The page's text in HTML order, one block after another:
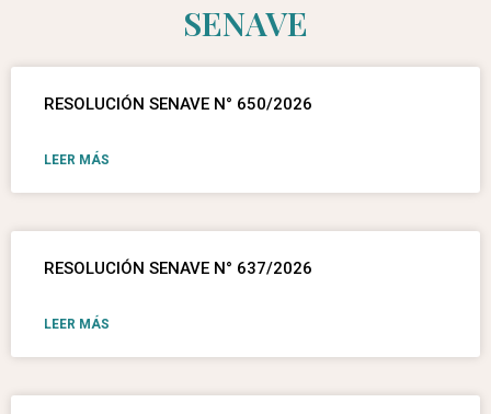
SENAVE
RESOLUCIÓN SENAVE N° 650/2026
LEER MÁS
RESOLUCIÓN SENAVE N° 637/2026
LEER MÁS